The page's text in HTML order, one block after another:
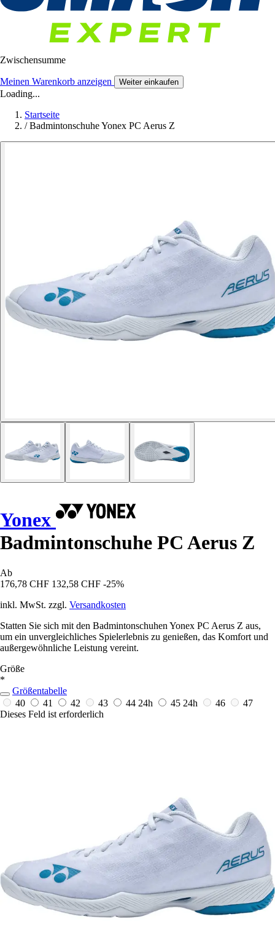
Zwischensumme
Meinen Warenkorb anzeigen Weiter einkaufen
Loading...
Startseite
/ Badmintonschuhe Yonex PC Aerus Z
Yonex
Badmintonschuhe PC Aerus Z
Ab
176,78 CHF 132,58 CHF -25%
inkl. MwSt. zzgl. Versandkosten
Statten Sie sich mit den Badmintonschuhen Yonex PC Aerus Z aus,
um ein unvergleichliches Spielerlebnis zu genießen, das Komfort und
außergewöhnliche Leistung vereint.
Größe
*
Größentabelle
40
41 42 43 44 24h 45 24h 46
47
Dieses Feld ist erforderlich